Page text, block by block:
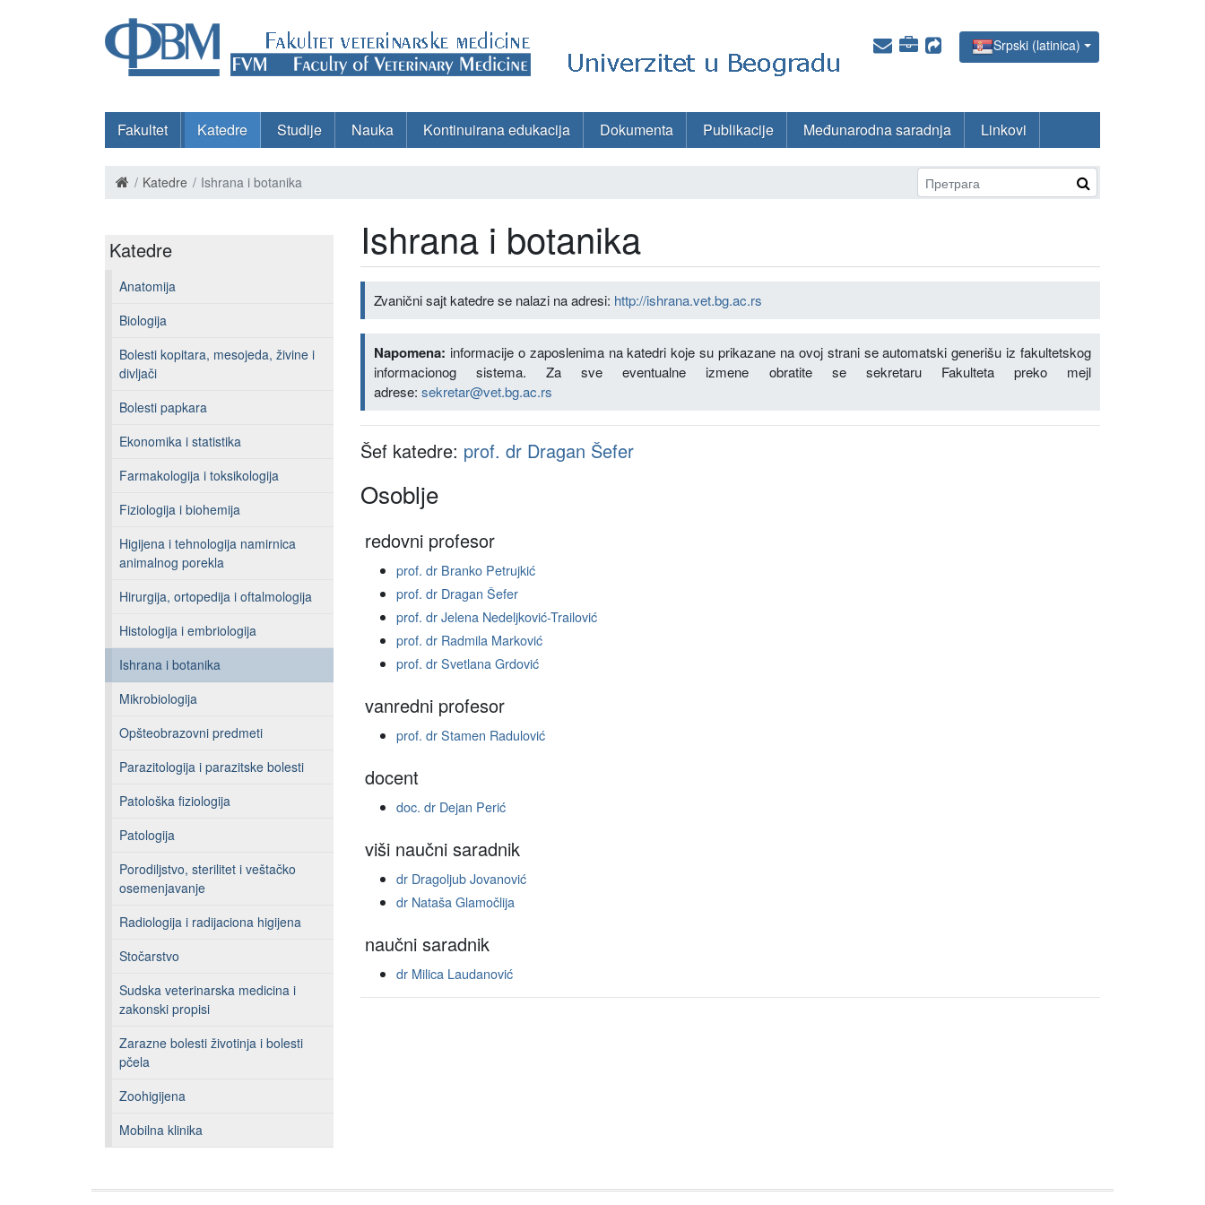
Srpski (latinica)
Fakultet Katedre Studije Nauka Kontinuirana edukacija Dokumenta Publikacije Međunarodna saradnja Linkovi
Katedre Ishrana i botanika
Katedre
Anatomija
Biologija
Bolesti kopitara, mesojeda, živine i
divljači
Bolesti papkara
Ekonomika i statistika
Farmakologija i toksikologija
Fiziologija i biohemija
Higijena i tehnologija namirnica
animalnog porekla
Hirurgija, ortopedija i oftalmologija
Histologija i embriologija
Ishrana i botanika
Mikrobiologija
Opšteobrazovni predmeti
Parazitologija i parazitske bolesti
Patološka fiziologija
Patologija
Porodiljstvo, sterilitet i veštačko
osemenjavanje
Radiologija i radijaciona higijena
Stočarstvo
Sudska veterinarska medicina i
zakonski propisi
Zarazne bolesti životinja i bolesti
pčela
Zoohigijena
Mobilna klinika
Ishrana i botanika
Zvanični sajt katedre se nalazi na adresi: http://ishrana.vet.bg.ac.rs
Napomena: informacije o zaposlenima na katedri koje su prikazane na ovoj strani se automatski generišu iz fakultetskog
informacionog sistema. Za sve eventualne izmene obratite se sekretaru Fakulteta preko mejl
adrese: sekretar@vet.bg.ac.rs
Šef katedre: prof. dr Dragan Šefer
Osoblje
redovni profesor
prof. dr Branko Petrujkić
prof. dr Dragan Šefer
prof. dr Jelena Nedeljković-Trailović
prof. dr Radmila Marković
prof. dr Svetlana Grdović
vanredni profesor
prof. dr Stamen Radulović
docent
doc. dr Dejan Perić
viši naučni saradnik
dr Dragoljub Jovanović
dr Nataša Glamočlija
naučni saradnik
dr Milica Laudanović